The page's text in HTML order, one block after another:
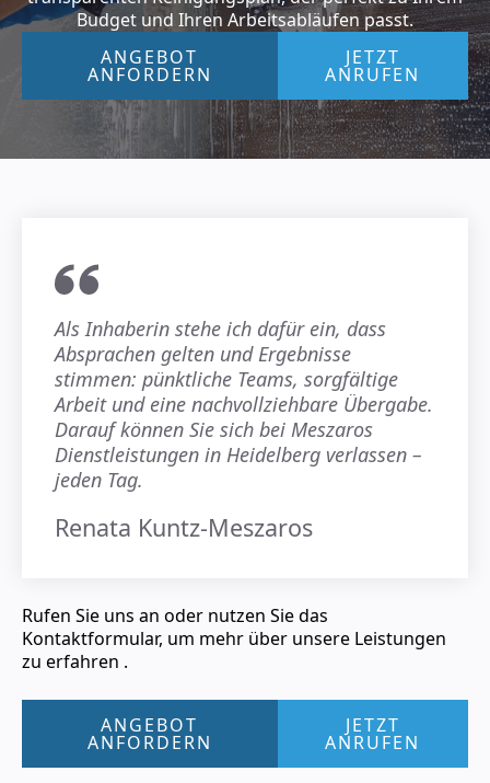
Budget und Ihren Arbeitsabläufen passt.
ANGEBOT
ANFORDERN
JETZT
ANRUFEN
Als Inhaberin stehe ich dafür ein, dass
Absprachen gelten und Ergebnisse
stimmen: pünktliche Teams, sorgfältige
Arbeit und eine nachvollziehbare Übergabe.
Darauf können Sie sich bei Meszaros
Dienstleistungen in Heidelberg verlassen –
jeden Tag.
Renata Kuntz-Meszaros
Rufen Sie uns an oder nutzen Sie das
Kontaktformular, um mehr über unsere Leistungen
zu erfahren .
ANGEBOT
ANFORDERN
JETZT
ANRUFEN